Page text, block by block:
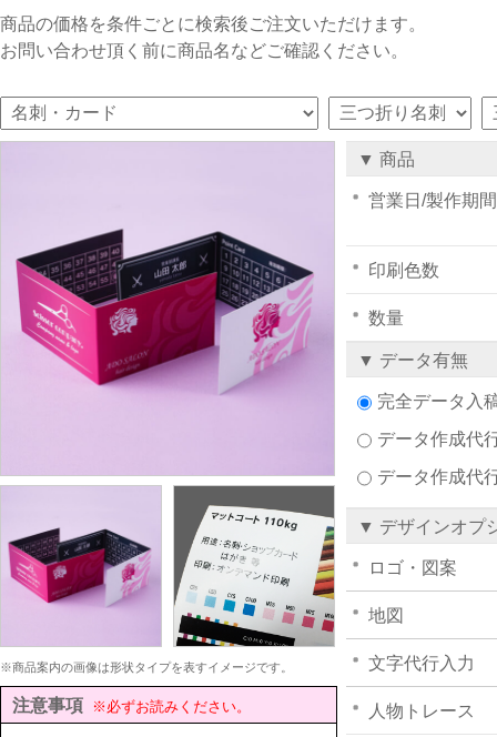
商品の価格を条件ごとに検索後ご注文いただけます。
お問い合わせ頂く前に商品名などご確認ください。
※商品案内の画像は形状タイプを表すイメージです。
注意事項 ※必ずお読みください。
▼ 商品
営業日/製作期間
印刷色数
数量
▼ データ有無
完全データ入
データ作成代
データ作成代
▼ デザインオプ
ロゴ・図案
地図
文字代行入力
人物トレース